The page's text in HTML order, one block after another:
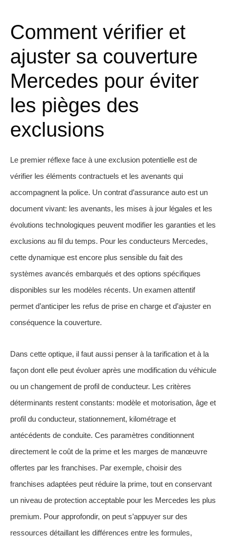
Comment vérifier et
ajuster sa couverture
Mercedes pour éviter
les pièges des
exclusions
Le premier réflexe face à une exclusion potentielle est de
vérifier les éléments contractuels et les avenants qui
accompagnent la police. Un contrat d’assurance auto est un
document vivant: les avenants, les mises à jour légales et les
évolutions technologiques peuvent modifier les garanties et les
exclusions au fil du temps. Pour les conducteurs Mercedes,
cette dynamique est encore plus sensible du fait des
systèmes avancés embarqués et des options spécifiques
disponibles sur les modèles récents. Un examen attentif
permet d’anticiper les refus de prise en charge et d’ajuster en
conséquence la couverture.
Dans cette optique, il faut aussi penser à la tarification et à la
façon dont elle peut évoluer après une modification du véhicule
ou un changement de profil de conducteur. Les critères
déterminants restent constants: modèle et motorisation, âge et
profil du conducteur, stationnement, kilométrage et
antécédents de conduite. Ces paramètres conditionnent
directement le coût de la prime et les marges de manœuvre
offertes par les franchises. Par exemple, choisir des
franchises adaptées peut réduire la prime, tout en conservant
un niveau de protection acceptable pour les Mercedes les plus
premium. Pour approfondir, on peut s’appuyer sur des
ressources détaillant les différences entre les formules,